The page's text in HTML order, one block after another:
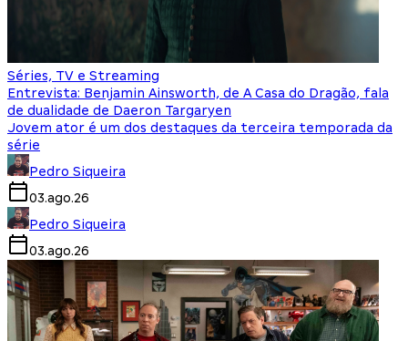
Séries, TV e Streaming
Entrevista: Benjamin Ainsworth, de A Casa do Dragão, fala
de dualidade de Daeron Targaryen
Jovem ator é um dos destaques da terceira temporada da
série
Pedro Siqueira
03.ago.26
Pedro Siqueira
03.ago.26